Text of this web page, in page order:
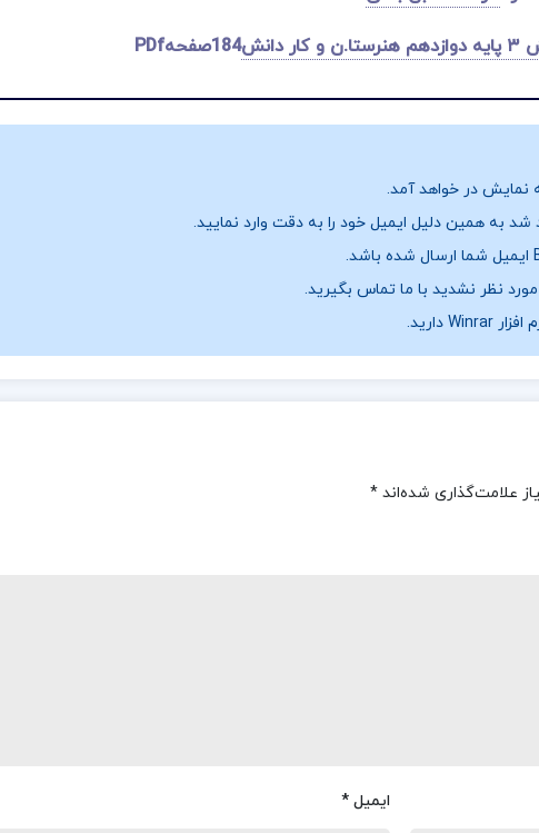
دانش 184صفحهPDf
نمایش در خواهد آمد.
به همین دلیل ایمیل خود را به دقت وارد نمایید.
نظر نشدید با ما تماس بگیرید.
علامت‌گذاری شده‌اند*
ایمیل *